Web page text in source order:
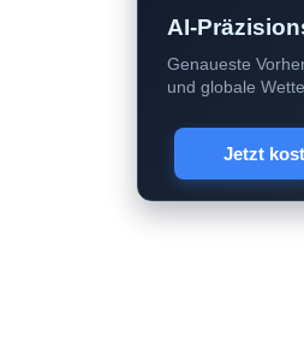
AI-
Genaueste
und globale
Jetzt